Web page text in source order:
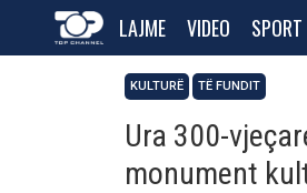
LAJME VIDEO SPORT
KULTURË TË FUNDIT
Ura 300-
monument